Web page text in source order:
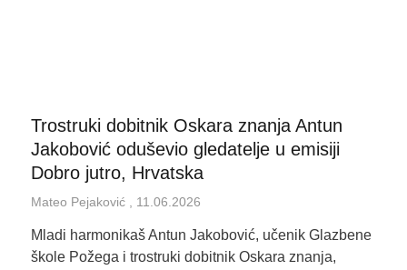
Trostruki dobitnik Oskara znanja Antun
Jakobović oduševio gledatelje u emisiji
Dobro jutro, Hrvatska
Mateo Pejaković 11.06.2026
Mladi harmonikaš Antun Jakobović, učenik Glazbene
škole Požega i trostruki dobitnik Oskara znanja,